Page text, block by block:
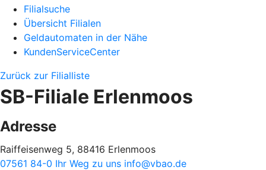
Filialsuche
Übersicht Filialen
Geldautomaten in der Nähe
KundenServiceCenter
Zurück zur Filialliste
SB-Filiale Erlenmoos
Adresse
Raiffeisenweg 5, 88416 Erlenmoos
07561 84-0 Ihr Weg zu uns info@vbao.de